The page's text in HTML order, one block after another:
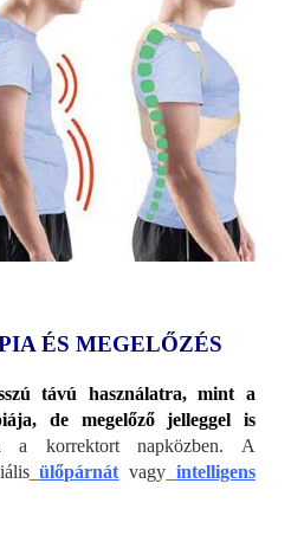
ÉS MEGELŐZÉS
távú használatra, mint a
de megelőző jelleggel is
a korrektort napközben. A
ülőpárnát vagy intelligens